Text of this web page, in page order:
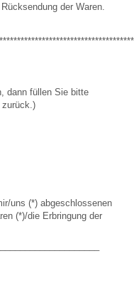
der Waren.
dann füllen Sie bitte
zurück.)
uns (*) abgeschlossenen
(*)/die Erbringung der